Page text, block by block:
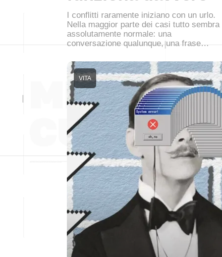
I conflitti raramente iniziano con un urlo.
Nella maggior parte dei casi tutto sembra
assolutamente normale: una
conversazione qualunque, una frase…
VITA